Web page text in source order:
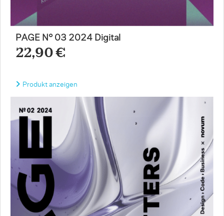
PAGE N° 03 2024 Digital
22,90 €
Produkt anzeigen